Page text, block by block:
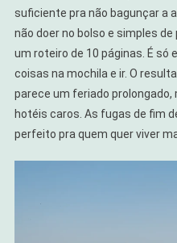
suficiente pra não bagunçar a
não doer no bolso e simples
um roteiro de 10 páginas. É só
coisas na mochila e ir. O
parece um feriado prolongado,
hotéis caros. As fugas de fim
perfeito pra quem quer viver